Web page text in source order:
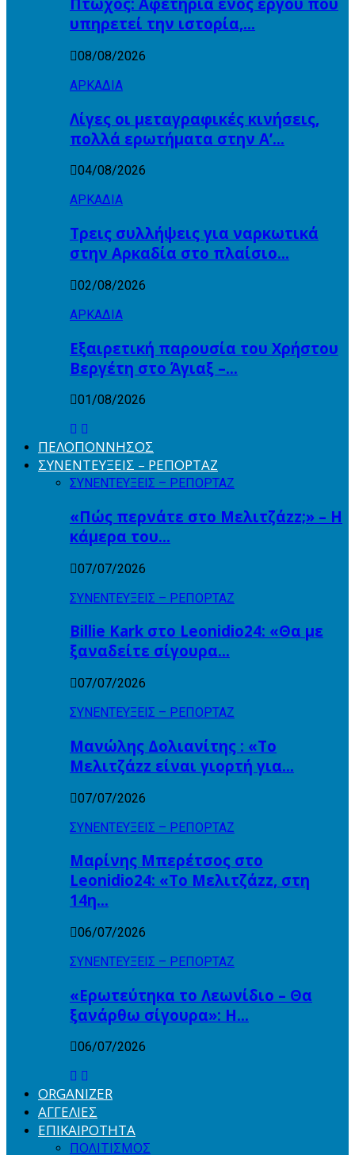
υπηρετεί την ιστορία,…
08/08/2026
ΑΡΚΑΔΙΑ
Λίγες οι μεταγραφικές κινήσεις,
πολλά ερωτήματα στην Α’…
04/08/2026
ΑΡΚΑΔΙΑ
Τρεις συλλήψεις για ναρκωτικά
στην Αρκαδία στο πλαίσιο…
02/08/2026
ΑΡΚΑΔΙΑ
Εξαιρετική παρουσία του Χρήστου
Βεργέτη στο Άγιαξ –…
01/08/2026
ΠΕΛΟΠΟΝΝΗΣΟΣ
ΣΥΝΕΝΤΕΥΞΕΙΣ – ΡΕΠΟΡΤΑΖ
ΣΥΝΕΝΤΕΥΞΕΙΣ – ΡΕΠΟΡΤΑΖ
«Πώς περνάτε στο Μελιτζάzz;» – Η
κάμερα του…
07/07/2026
ΣΥΝΕΝΤΕΥΞΕΙΣ – ΡΕΠΟΡΤΑΖ
Billie Kark στο Leonidio24: «Θα με
ξαναδείτε σίγουρα…
07/07/2026
ΣΥΝΕΝΤΕΥΞΕΙΣ – ΡΕΠΟΡΤΑΖ
Μανώλης Δολιανίτης : «Το
Μελιτζάzz είναι γιορτή για…
07/07/2026
ΣΥΝΕΝΤΕΥΞΕΙΣ – ΡΕΠΟΡΤΑΖ
Μαρίνης Μπερέτσος στο
Leonidio24: «Το Μελιτζάzz, στη
14η…
06/07/2026
ΣΥΝΕΝΤΕΥΞΕΙΣ – ΡΕΠΟΡΤΑΖ
«Ερωτεύτηκα το Λεωνίδιο – Θα
ξανάρθω σίγουρα»: Η…
06/07/2026
ORGANIZER
ΑΓΓΕΛΙΕΣ
ΕΠΙΚΑΙΡΟΤΗΤΑ
ΠΟΛΙΤΙΣΜΟΣ